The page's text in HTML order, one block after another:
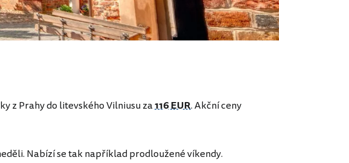
z Prahy do litevského Vilniusu za116 EUR. Akční ceny
Nabízí se tak například prodloužené víkendy.